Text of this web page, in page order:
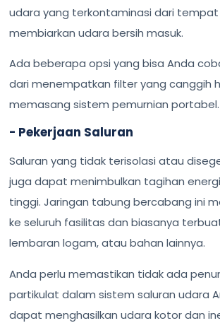
udara yang terkontaminasi dari tempat
membiarkan udara bersih masuk.
Ada beberapa opsi yang bisa Anda
dari menempatkan filter yang canggih
memasang sistem pemurnian portabel.
- Pekerjaan Saluran
Saluran yang tidak terisolasi atau
juga dapat menimbulkan tagihan
tinggi. Jaringan tabung bercabang ini
ke seluruh fasilitas dan biasanya
lembaran logam, atau bahan lainnya.
Anda perlu memastikan tidak ada
partikulat dalam sistem saluran udara
dapat menghasilkan udara kotor dan